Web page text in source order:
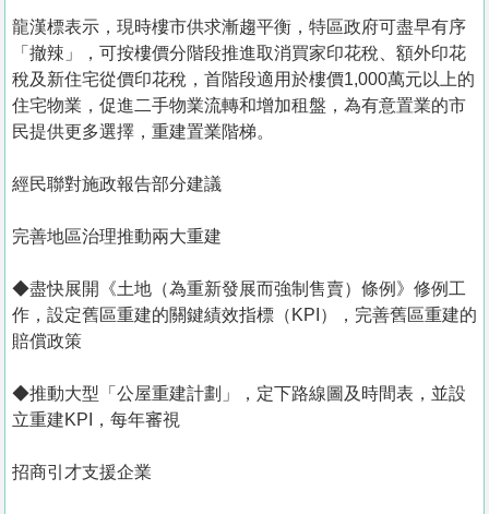
龍漢標表示，現時樓市供求漸趨平衡，特區政府可盡早有序
「撤辣」，可按樓價分階段推進取消買家印花稅、額外印花
稅及新住宅從價印花稅，首階段適用於樓價1,000萬元以上的
住宅物業，促進二手物業流轉和增加租盤，為有意置業的市
民提供更多選擇，重建置業階梯。
經民聯對施政報告部分建議
完善地區治理推動兩大重建
◆盡快展開《土地（為重新發展而強制售賣）條例》修例工
作，設定舊區重建的關鍵績效指標（KPI），完善舊區重建的
賠償政策
◆推動大型「公屋重建計劃」，定下路線圖及時間表，並設
立重建KPI，每年審視
招商引才支援企業